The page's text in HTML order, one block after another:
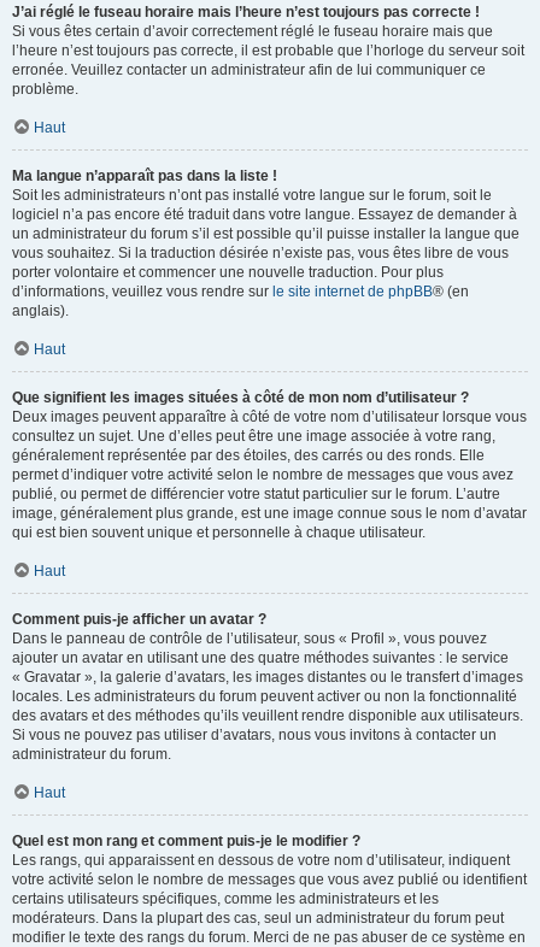
J’ai réglé le fuseau horaire mais l’heure n’est toujours pas correcte !
Si vous êtes certain d’avoir correctement réglé le fuseau horaire mais que
l’heure n’est toujours pas correcte, il est probable que l’horloge du serveur soit
erronée. Veuillez contacter un administrateur afin de lui communiquer ce
problème.
Haut
Ma langue n’apparaît pas dans la liste !
Soit les administrateurs n’ont pas installé votre langue sur le forum, soit le
logiciel n’a pas encore été traduit dans votre langue. Essayez de demander à
un administrateur du forum s’il est possible qu’il puisse installer la langue que
vous souhaitez. Si la traduction désirée n’existe pas, vous êtes libre de vous
porter volontaire et commencer une nouvelle traduction. Pour plus
d’informations, veuillez vous rendre sur le site internet de phpBB® (en
anglais).
Haut
Que signifient les images situées à côté de mon nom d’utilisateur ?
Deux images peuvent apparaître à côté de votre nom d’utilisateur lorsque vous
consultez un sujet. Une d’elles peut être une image associée à votre rang,
généralement représentée par des étoiles, des carrés ou des ronds. Elle
permet d’indiquer votre activité selon le nombre de messages que vous avez
publié, ou permet de différencier votre statut particulier sur le forum. L’autre
image, généralement plus grande, est une image connue sous le nom d’avatar
qui est bien souvent unique et personnelle à chaque utilisateur.
Haut
Comment puis-je afficher un avatar ?
Dans le panneau de contrôle de l’utilisateur, sous « Profil », vous pouvez
ajouter un avatar en utilisant une des quatre méthodes suivantes : le service
« Gravatar », la galerie d’avatars, les images distantes ou le transfert d’images
locales. Les administrateurs du forum peuvent activer ou non la fonctionnalité
des avatars et des méthodes qu’ils veuillent rendre disponible aux utilisateurs.
Si vous ne pouvez pas utiliser d’avatars, nous vous invitons à contacter un
administrateur du forum.
Haut
Quel est mon rang et comment puis-je le modifier ?
Les rangs, qui apparaissent en dessous de votre nom d’utilisateur, indiquent
votre activité selon le nombre de messages que vous avez publié ou identifient
certains utilisateurs spécifiques, comme les administrateurs et les
modérateurs. Dans la plupart des cas, seul un administrateur du forum peut
modifier le texte des rangs du forum. Merci de ne pas abuser de ce système en